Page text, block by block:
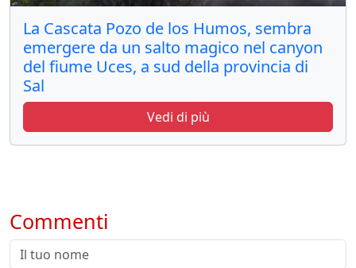
La Cascata Pozo de los Humos, sembra
emergere da un salto magico nel canyon
del fiume Uces, a sud della provincia di
Sal
Vedi di più
Commenti